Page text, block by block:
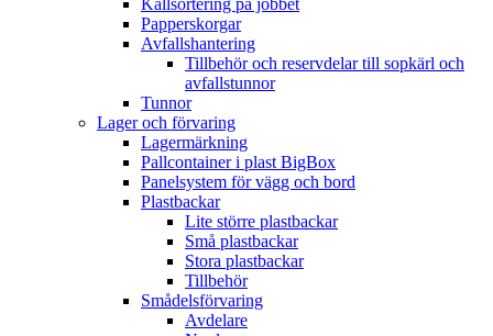
Källsortering på jobbet
Papperskorgar
Avfallshantering
Tillbehör och reservdelar till sopkärl och
avfallstunnor
Tunnor
Lager och förvaring
Lagermärkning
Pallcontainer i plast BigBox
Panelsystem för vägg och bord
Plastbackar
Lite större plastbackar
Små plastbackar
Stora plastbackar
Tillbehör
Smådelsförvaring
Avdelare